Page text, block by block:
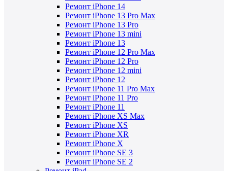
Ремонт iPhone 14
Ремонт iPhone 13 Pro Max
Ремонт iPhone 13 Pro
Ремонт iPhone 13 mini
Ремонт iPhone 13
Ремонт iPhone 12 Pro Max
Ремонт iPhone 12 Pro
Ремонт iPhone 12 mini
Ремонт iPhone 12
Ремонт iPhone 11 Pro Max
Ремонт iPhone 11 Pro
Ремонт iPhone 11
Ремонт iPhone XS Max
Ремонт iPhone XS
Ремонт iPhone XR
Ремонт iPhone X
Ремонт iPhone SE 3
Ремонт iPhone SE 2